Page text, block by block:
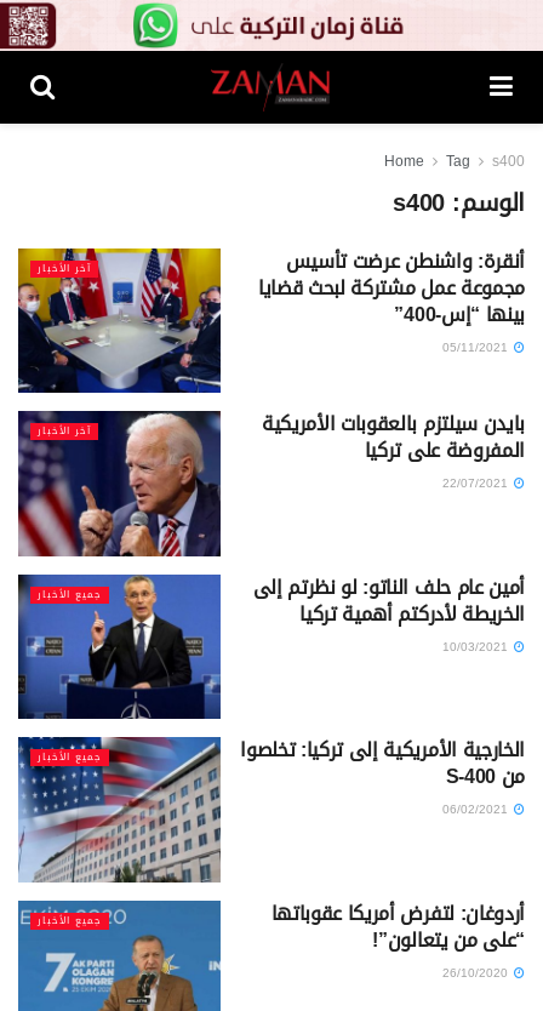
Home Tag s400
الوسم:s400
آخر الأخبار أنقرة: واشنطن عرضت تأسيس
مجموعة عمل مشتركة لبحث قضايا
بينها “إس-400”
آخر الأخبار بايدن سيلتزم بالعقوبات الأمريكية
المفروضة على تركيا
جميع الأخبار أمين عام حلف الناتو: لو نظرتم إلى
الخريطة لأدركتم أهمية تركيا
جميع الأخبار الخارجية الأمريكية إلى تركيا: تخلصوا
من S-400
جميع الأخبار أردوغان: لتفرض أمريكا عقوباتها
“على من يتعالون”!